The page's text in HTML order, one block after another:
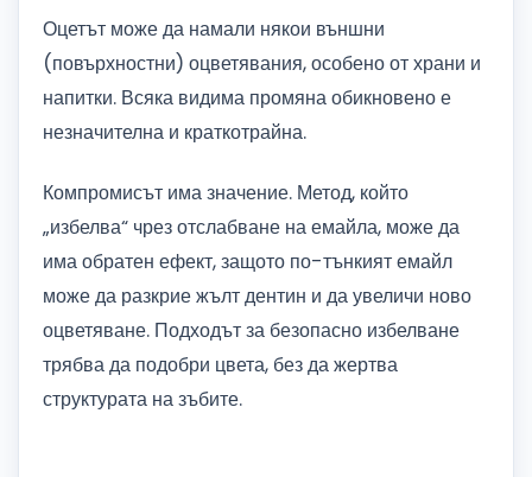
Оцетът може да намали някои външни
(повърхностни) оцветявания, особено от храни и
напитки. Всяка видима промяна обикновено е
незначителна и краткотрайна.
Компромисът има значение. Метод, който
„избелва“ чрез отслабване на емайла, може да
има обратен ефект, защото по-тънкият емайл
може да разкрие жълт дентин и да увеличи ново
оцветяване. Подходът за безопасно избелване
трябва да подобри цвета, без да жертва
структурата на зъбите.